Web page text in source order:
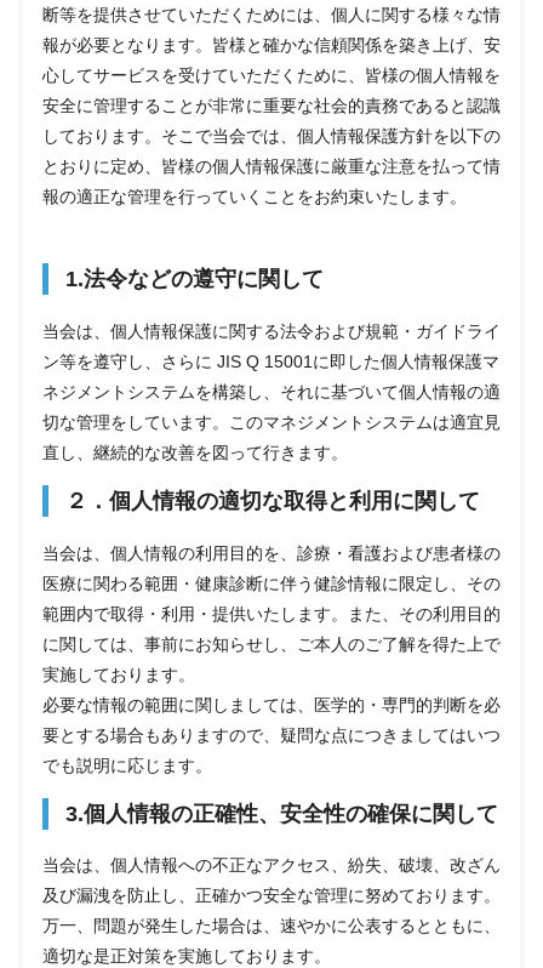
断等を提供させていただくためには、個人に関する様々な情
報が必要となります。皆様と確かな信頼関係を築き上げ、安
心してサービスを受けていただくために、皆様の個人情報を
安全に管理することが非常に重要な社会的責務であると認識
しております。そこで当会では、個人情報保護方針を以下の
とおりに定め、皆様の個人情報保護に厳重な注意を払って情
報の適正な管理を行っていくことをお約束いたします。
1.法令などの遵守に関して
当会は、個人情報保護に関する法令および規範・ガイドライ
ン等を遵守し、さらに JIS Q 15001に即した個人情報保護マ
ネジメントシステムを構築し、それに基づいて個人情報の適
切な管理をしています。このマネジメントシステムは適宜見
直し、継続的な改善を図って行きます。
２．個人情報の適切な取得と利用に関して
当会は、個人情報の利用目的を、診療・看護および患者様の
医療に関わる範囲・健康診断に伴う健診情報に限定し、その
範囲内で取得・利用・提供いたします。また、その利用目的
に関しては、事前にお知らせし、ご本人のご了解を得た上で
実施しております。
必要な情報の範囲に関しましては、医学的・専門的判断を必
要とする場合もありますので、疑問な点につきましてはいつ
でも説明に応じます。
3.個人情報の正確性、安全性の確保に関して
当会は、個人情報への不正なアクセス、紛失、破壊、改ざん
及び漏洩を防止し、正確かつ安全な管理に努めております。
万一、問題が発生した場合は、速やかに公表するとともに、
適切な是正対策を実施しております。